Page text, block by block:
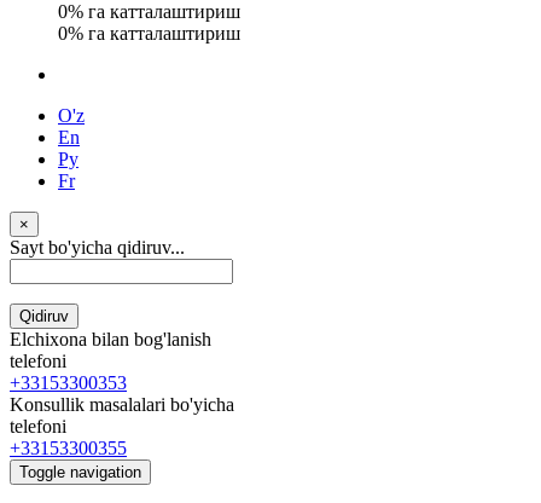
0% га катталаштириш
0% га катталаштириш
O'z
En
Ру
Fr
×
Sayt bo'yicha qidiruv...
Qidiruv
Elchixona bilan bog'lanish
telefoni
+33153300353
Konsullik masalalari bo'yicha
telefoni
+33153300355
Toggle navigation